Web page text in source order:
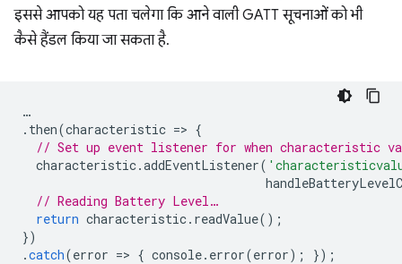
इससे आपको यह पता चलेगा कि आने वाली GATT सूचनाओं को भी
कैसे हैंडल किया जा सकता है.
…
. then(characteristic => {
// Set up event listener for when characteristic
characteristic.addEventListener(
// Reading Battery Level…
return characteristic. readValue();
})
.catch(error => { console. error(error); });